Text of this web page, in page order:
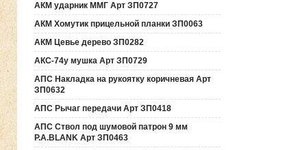
АКМ ударник ММГ Арт ЗП0727
АКМ Хомутик прицельной планки ЗП0063
АКМ Цевье дерево ЗП0282
АКС-74у мушка Арт ЗП0729
АПС Накладка на рукоятку коричневая Арт
ЗП0632
АПС Рычаг передачи Арт ЗП0418
АПС Ствол под шумовой патрон 9 мм
P.A.BLANK Арт ЗП0463